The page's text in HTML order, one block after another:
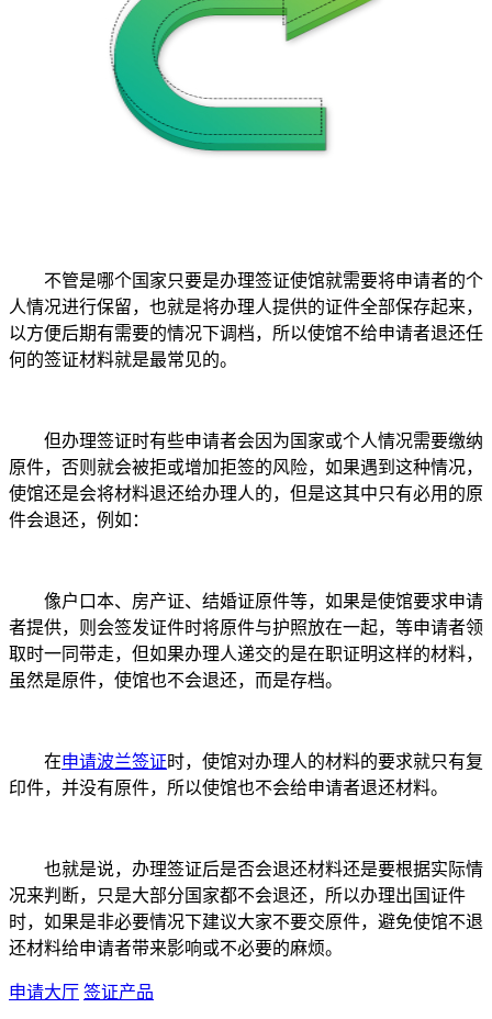
不管是哪个国家只要是办理签证使馆就需要将申请者的个
人情况进行保留，也就是将办理人提供的证件全部保存起来，
以方便后期有需要的情况下调档，所以使馆不给申请者退还任
何的签证材料就是最常见的。
但办理签证时有些申请者会因为国家或个人情况需要缴纳
原件，否则就会被拒或增加拒签的风险，如果遇到这种情况，
使馆还是会将材料退还给办理人的，但是这其中只有必用的原
件会退还，例如：
像户口本、房产证、结婚证原件等，如果是使馆要求申请
者提供，则会签发证件时将原件与护照放在一起，等申请者领
取时一同带走，但如果办理人递交的是在职证明这样的材料，
虽然是原件，使馆也不会退还，而是存档。
在申请波兰签证时，使馆对办理人的材料的要求就只有复
印件，并没有原件，所以使馆也不会给申请者退还材料。
也就是说，办理签证后是否会退还材料还是要根据实际情
况来判断，只是大部分国家都不会退还，所以办理出国证件
时，如果是非必要情况下建议大家不要交原件，避免使馆不退
还材料给申请者带来影响或不必要的麻烦。
申请大厅 签证产品